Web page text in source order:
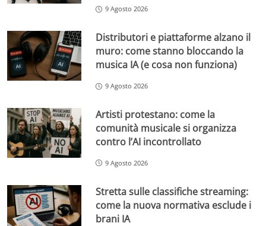
9 Agosto 2026
Distributori e piattaforme alzano il
muro: come stanno bloccando la
musica IA (e cosa non funziona)
9 Agosto 2026
Artisti protestano: come la
comunità musicale si organizza
contro l’AI incontrollato
9 Agosto 2026
Stretta sulle classifiche streaming:
come la nuova normativa esclude i
brani IA